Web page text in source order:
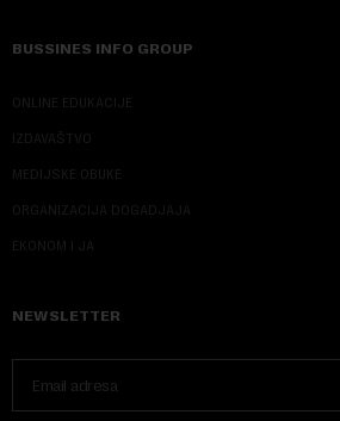
BUSSINES INFO GROUP
ONLINE EDUKACIJE
IZDAVAŠTVO
MEDIJSKE OBUKE
ORGANIZACIJA DOGADJAJA
EKONOM I JA
NEWSLETTER